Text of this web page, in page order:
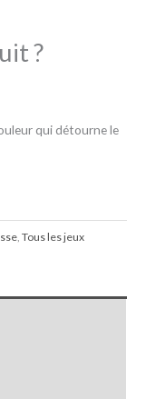
?
qui détourne le
,Tous les jeux